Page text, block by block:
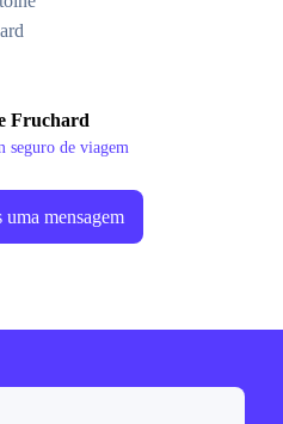
Fruchard
seguro de viagem
mensagem